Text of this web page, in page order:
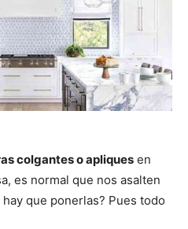
colgantes o apliques en
es normal que nos asalten
que ponerlas? Pues todo